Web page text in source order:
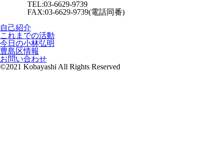
TEL:03-6629-9739
FAX:03-6629-9739(電話同番)
自己紹介
これまでの活動
今日の小林弘明
豊島区情報
お問い合わせ
©2021 Kobayashi All Rights Reserved